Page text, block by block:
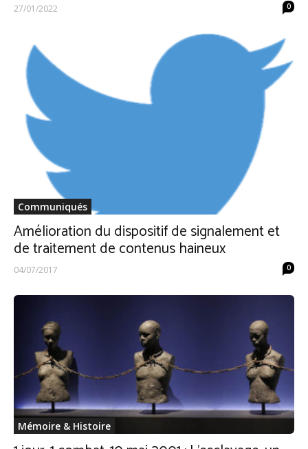
27/01/2022 0
Communiqués
Amélioration du dispositif de signalement et
de traitement de contenus haineux
04/07/2017 0
Mémoire & Histoire